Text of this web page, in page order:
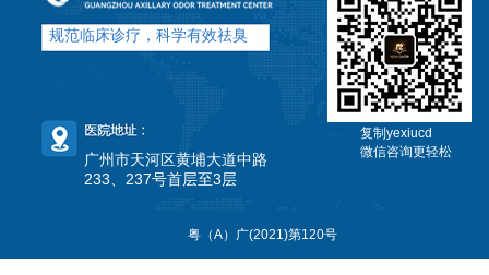
规范临床诊疗，科学有效祛臭
广州市天河区黄埔大道中路
233、237号首层至3层
复制yexiucd
微信咨询更轻松
粤（A）广(2021)第120号